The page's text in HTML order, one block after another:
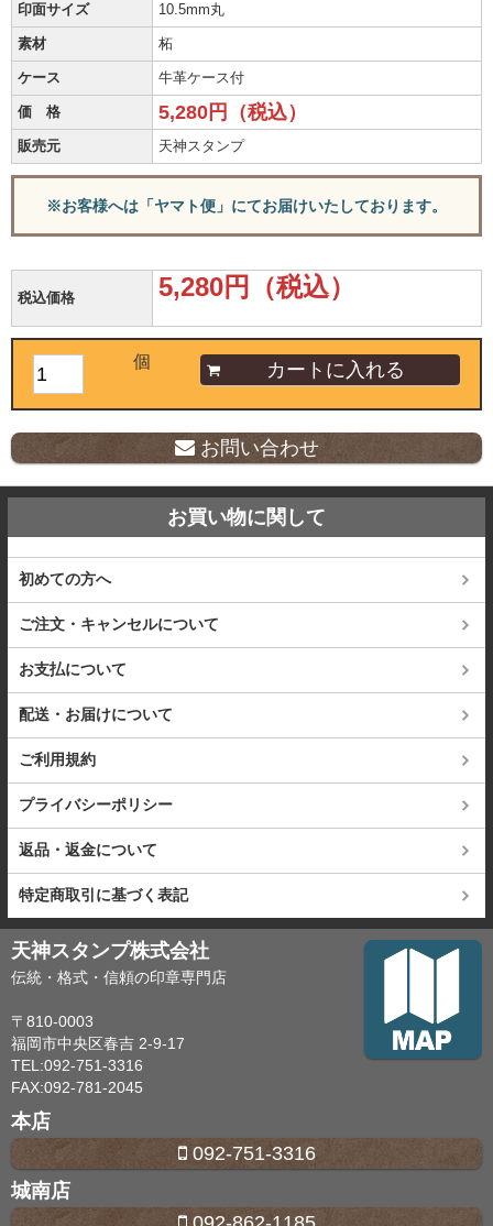
印面サイズ 10.5mm丸
素材 柘
ケース 牛革ケース付
価 格 5,280円（税込）
販売元 天神スタンプ
※お客様へは「ヤマト便」にてお届けいたしております。
税込価格 5,280円（税込）
個
お問い合わせ
お買い物に関して
初めての方へ
ご注文・キャンセルについて
お支払について
配送・お届けについて
ご利用規約
プライバシーポリシー
返品・返金について
特定商取引に基づく表記
天神スタンプ株式会社
伝統・格式・信頼の印章専門店
〒810-0003
福岡市中央区春吉 2-9-17
TEL:092-751-3316
FAX:092-781-2045
本店
092-751-3316
城南店